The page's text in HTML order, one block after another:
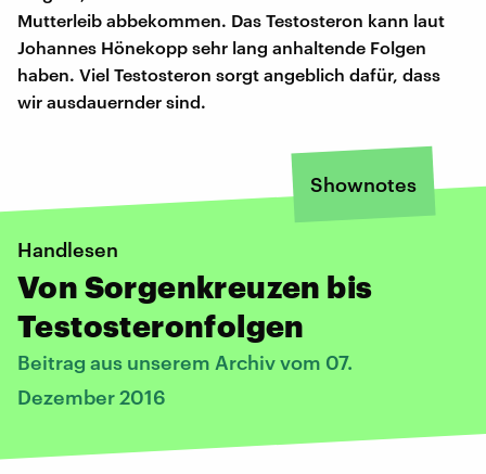
Mutterleib abbekommen. Das Testosteron kann laut
Johannes Hönekopp sehr lang anhaltende Folgen
haben. Viel Testosteron sorgt angeblich dafür, dass
wir ausdauernder sind.
Shownotes
Handlesen
Von Sorgenkreuzen bis
Testosteronfolgen
Beitrag aus unserem Archiv vom 07.
Dezember 2016